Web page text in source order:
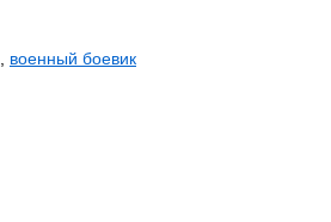
, военный боевик